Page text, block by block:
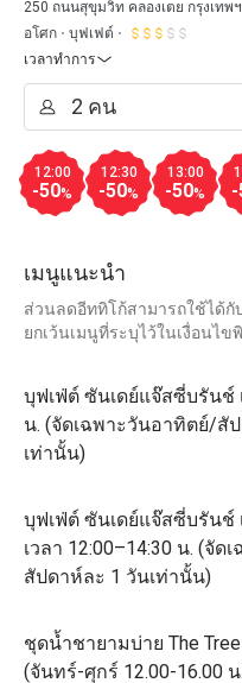
Room @
Hotel)
250 ถนนสุขุมวิท คลองเตย กรุงเทพ
อโศก
บุฟเฟต์
เวลาทำการ
12:00
-50%
12:30
-50%
13:00
-50%
เมนูแนะนำ
ส่วนลดอีททิโก้สามารถใช้ได้กั
ยกเว้นเมนูที่ระบุไว้ในเงื่อนไข
บุฟเฟ่ต์ ซันเดย์แจ๊สซี่บรันช์
น. (จัดเฉพาะวันอาทิตย์/สั
เท่านั้น)
บุฟเฟ่ต์ ซันเดย์แจ๊สซี่บรันช์
เวลา 12:00–14:30 น. (จัด
สัปดาห์ละ 1 วันเท่านั้น)
ชุดน้ำชายามบ่าย The
(จันทร์-ศุกร์ 12.00-16.00